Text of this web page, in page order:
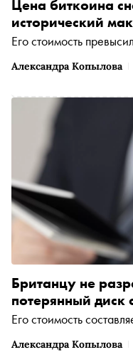
Александра Копылова
Цена биткоина
исторический
Его стоимость
Александра Копылова
Британцу не
потерянный диск
Его стоимость